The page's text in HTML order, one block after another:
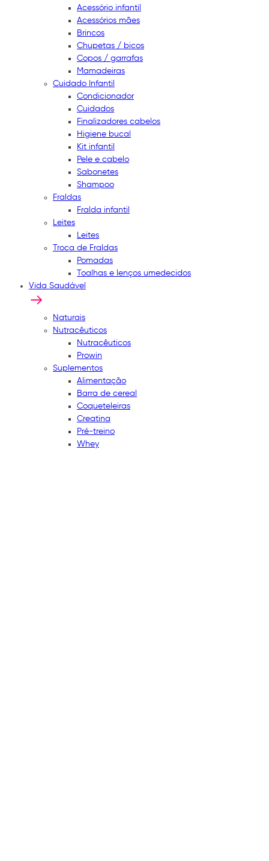
Acessório infantil
Acessórios mães
Brincos
Chupetas / bicos
Copos / garrafas
Mamadeiras
Cuidado Infantil
Condicionador
Cuidados
Finalizadores cabelos
Higiene bucal
Kit infantil
Pele e cabelo
Sabonetes
Shampoo
Fraldas
Fralda infantil
Leites
Leites
Troca de Fraldas
Pomadas
Toalhas e lenços umedecidos
Vida Saudável
Naturais
Nutracêuticos
Nutracêuticos
Prowin
Suplementos
Alimentação
Barra de cereal
Coqueteleiras
Creatina
Pré-treino
Whey